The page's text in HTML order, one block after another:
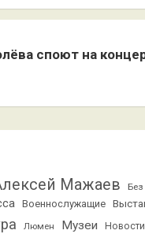
споют на
Мажаев
Военнослужащие
Люмен Музеи